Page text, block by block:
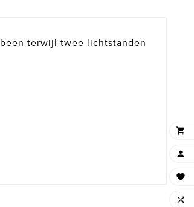
terwijl twee lichtstanden



